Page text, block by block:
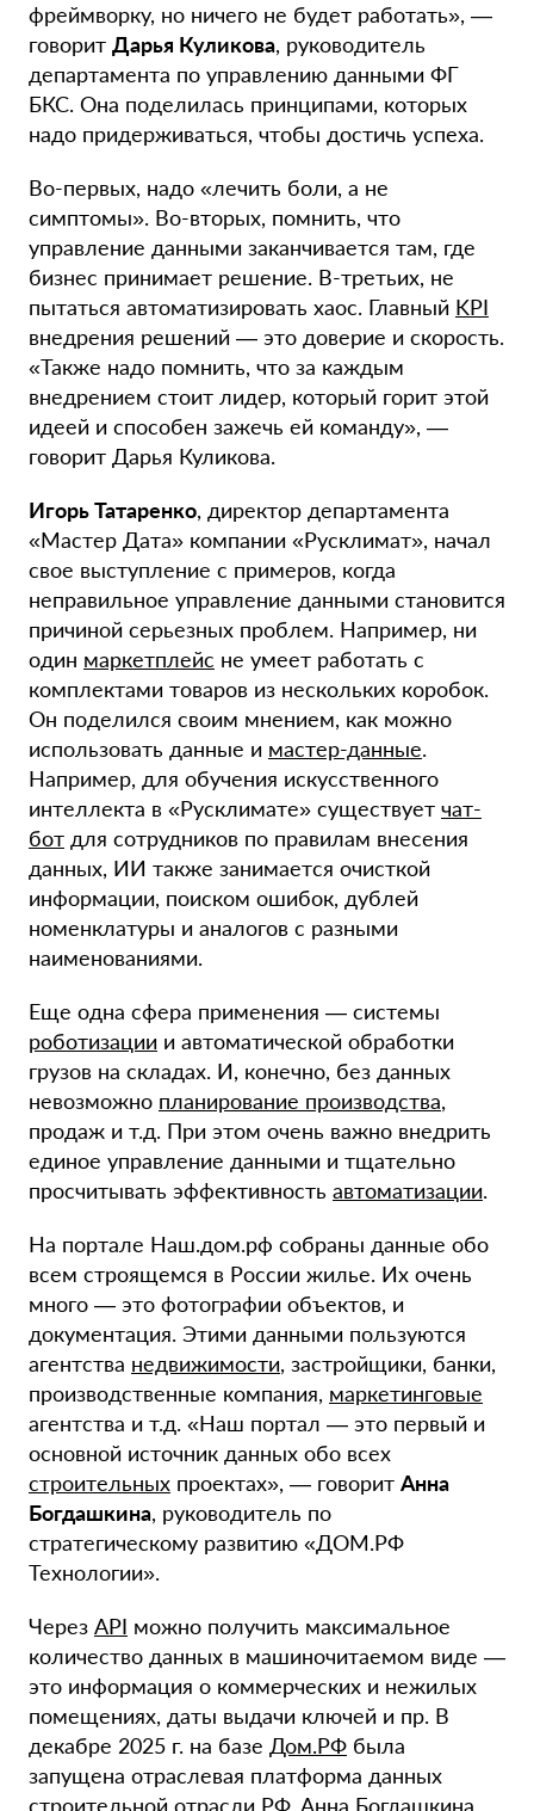
фреймворку, но ничего не будет работать», —
говорит Дарья Куликова, руководитель
департамента по управлению данными ФГ
БКС. Она поделилась принципами, которых
надо придерживаться, чтобы достичь успеха.
Во-первых, надо «лечить боли, а не
симптомы». Во-вторых, помнить, что
управление данными заканчивается там, где
бизнес принимает решение. В-третьих, не
пытаться автоматизировать хаос. Главный KPI
внедрения решений — это доверие и скорость.
«Также надо помнить, что за каждым
внедрением стоит лидер, который горит этой
идеей и способен зажечь ей команду», —
говорит Дарья Куликова.
Игорь Татаренко, директор департамента
«Мастер Дата» компании «Русклимат», начал
свое выступление с примеров, когда
неправильное управление данными становится
причиной серьезных проблем. Например, ни
один маркетплейс не умеет работать с
комплектами товаров из нескольких коробок.
Он поделился своим мнением, как можно
использовать данные и мастер-данные.
Например, для обучения искусственного
интеллекта в «Русклимате» существует чат-
бот для сотрудников по правилам внесения
данных, ИИ также занимается очисткой
информации, поиском ошибок, дублей
номенклатуры и аналогов с разными
наименованиями.
Еще одна сфера применения — системы
роботизации и автоматической обработки
грузов на складах. И, конечно, без данных
невозможно планирование производства,
продаж и т.д. При этом очень важно внедрить
единое управление данными и тщательно
просчитывать эффективность автоматизации.
На портале Наш.дом.рф собраны данные обо
всем строящемся в России жилье. Их очень
много — это фотографии объектов, и
документация. Этими данными пользуются
агентства недвижимости, застройщики, банки,
производственные компания, маркетинговые
агентства и т.д. «Наш портал — это первый и
основной источник данных обо всех
строительных проектах», — говорит Анна
Богдашкина, руководитель по
стратегическому развитию «ДОМ.РФ
Технологии».
Через API можно получить максимальное
количество данных в машиночитаемом виде —
это информация о коммерческих и нежилых
помещениях, даты выдачи ключей и пр. В
декабре 2025 г. на базе Дом.РФ была
запущена отраслевая платформа данных
строительной отрасли РФ. Анна Богдашкина